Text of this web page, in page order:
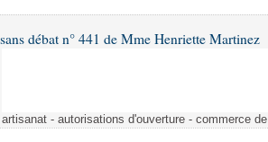
des lois
des lois
débat n° 441 de Mme Henriette Martinez
- autorisations d'ouverture - commerce